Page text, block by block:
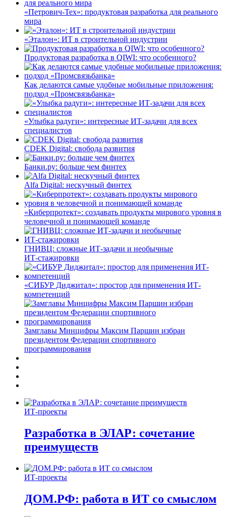
«Петрович-Тех»: продуктовая разработка для реального
мира
«Эталон»: ИТ в строительной индустрии
Продуктовая разработка в QIWI: что особенного?
Как делаются самые удобные мобильные приложения:
подход «Промсвязьбанка»
«Улыбка радуги»: интересные ИТ-задачи для всех
специалистов
CDEK Digital: свобода развития
Банки.ру: больше чем финтех
Alfa Digital: нескучный финтех
«Киберпротект»: создавать продукты мирового уровня в
человечной и понимающей команде
ГНИВЦ: сложные ИТ‑задачи и необычные
ИТ‑стажировки
«СИБУР Диджитал»: простор для применения ИТ-
компетенций
Замглавы Минцифры Максим Паршин избран
президентом Федерации спортивного
программирования
ИТ-проекты
Разработка в ЭЛАР: сочетание
преимуществ
ИТ-проекты
ДОМ.РФ: работа в ИТ со смыслом